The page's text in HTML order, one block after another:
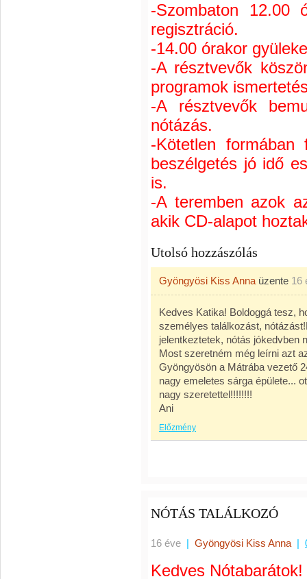
-Szombaton 12.00
regisztráció.
-14.00 órakor
-A résztvevők
programok
-A résztvevők
nótázás.
-Kötetlen formában
beszélgetés jó idő
is.
-A teremben azok
akik CD-alapot
Utolsó hozzászólás
Gyöngyösi Kiss Anna üzente 16
Kedves Katika! Boldoggá tesz,
személyes találkozást,
jelentkeztetek, nótás jókedvben
Most szeretném még leírni azt
Gyöngyösön a Mátrába vezető
nagy emeletes sárga épülete...
nagy szeretettel!!!!!!!!
Ani
Előzmény
NÓTÁS TALÁLKOZÓ
16 éve | Gyöngyösi Kiss Anna |
Kedves Nótabarátok!